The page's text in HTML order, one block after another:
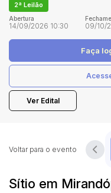
Judiciais
Faixa de valor
2ª Leilão
Abertura
14/09/2026 10:30 09/10/
Faça
Ver Edital
Sítio em
Voltar para o evento